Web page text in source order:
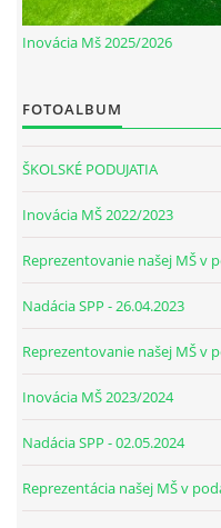
Inovácia Mš 2025/2026
FOTOALBUM
ŠKOLSKÉ PODUJATIA
Inovácia MŠ 2022/2023
Reprezentovanie našej MŠ v
Nadácia SPP - 26.04.2023
Reprezentovanie našej MŠ v
Inovácia MŠ 2023/2024
Nadácia SPP - 02.05.2024
Reprezentácia našej MŠ v